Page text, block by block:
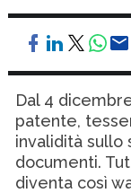
Dal 4
patente,
invalidità sullo
documenti.
diventa così